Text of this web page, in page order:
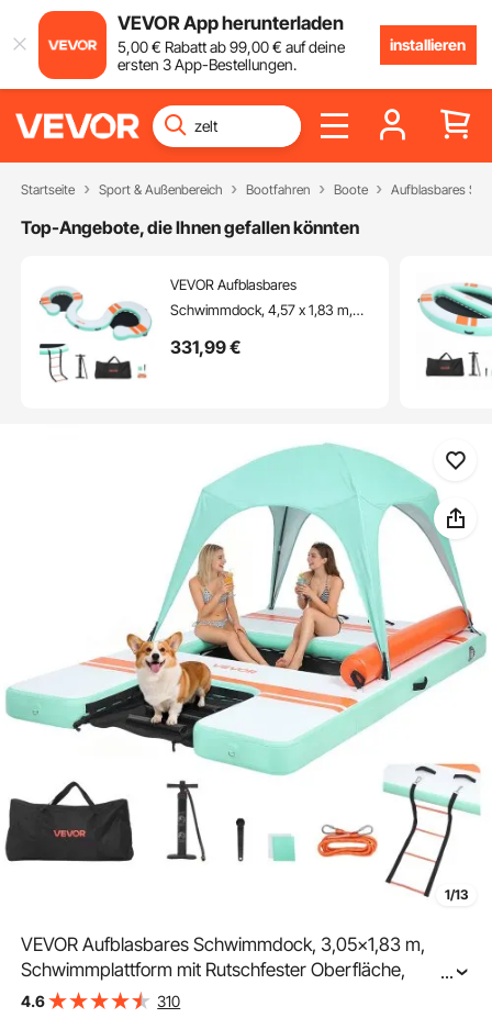
VEVOR App herunterladen
5,00€ Rabatt ab99,00€ auf deine
ersten 3 App-Bestellungen.
installieren
Startseite Sport & Außenbereich Bootfahren Boote Aufblasbares
Top-Angebote, die Ihnen gefallen könnten
VEVOR Aufblasbares
Schwimmdock, 4,57 x 1,83 m,
Rutschfester Oberfläche,
331,99€
1/13
VEVOR Aufblasbares Schwimmdock, 3,05x1,83 m,
Schwimmplattform mit Rutschfester Oberfläche,
Tragetasche, Sonnendach & Abnehmbarer Leiter,
...
4.6 310